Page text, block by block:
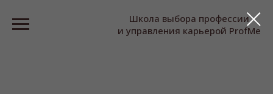
Школа выбора профессии
и управления карьерой ProfMe